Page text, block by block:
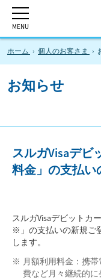
ホーム 個人のお客さま
お知らせ
スルガVisaデビ
料金」の支払い
スルガVisaデビットカ
※」の支払いの新規ご
します。
月額利用料金：携
費など月々継続的に